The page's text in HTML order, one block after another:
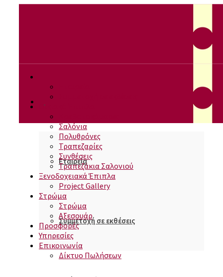
Εταιρεία
Συμμετοχή σε εκθέσεις
Οικιακά Έπιπλα
Σαλόνια
Πολυθρόνες
Τραπεζαρίες
Συνθέσεις
Τραπεζάκια Σαλονιού
Ξενοδοχειακά Έπιπλα
Project Gallery
Στρώμα
Στρώμα
Αξεσουάρ
Προσφορές
Υπηρεσίες
Επικοινωνία
Δίκτυο Πωλήσεων